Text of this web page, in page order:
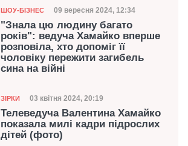
Категорія
ШОУ-БІЗНЕС Дата публікації
09 вересня 2024, 12:34
"Знала цю людину багато
років": ведуча Хамайко вперше
розповіла, хто допоміг її
чоловіку пережити загибель
сина на війні
Категорія
ЗІРКИ Дата публікації
03 квітня 2024, 20:19
Телеведуча Валентина Хамайко
показала милі кадри підрослих
дітей (фото)